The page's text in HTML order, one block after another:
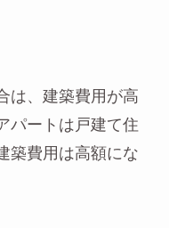
は、建築費用が高
パートは戸建て住
築費用は高額にな